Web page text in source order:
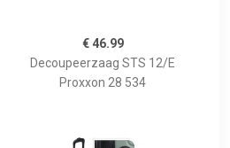
€ 46.99
Decoupeerzaag STS 12/E
Proxxon 28 534